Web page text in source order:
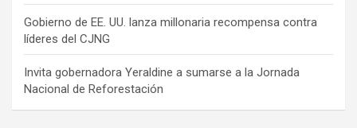
Gobierno de EE. UU. lanza millonaria recompensa contra
líderes del CJNG
Invita gobernadora Yeraldine a sumarse a la Jornada
Nacional de Reforestación